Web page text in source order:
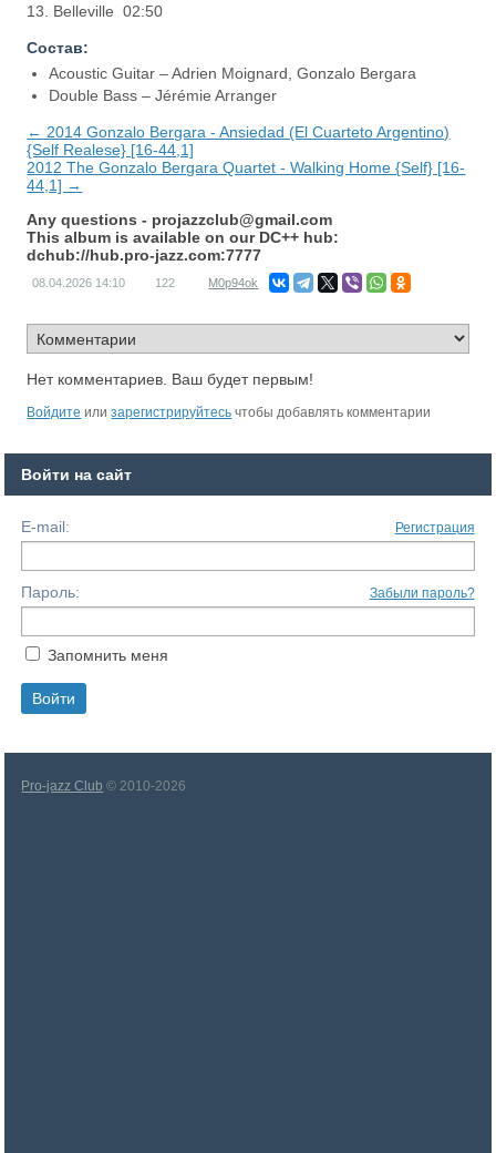
13. Belleville 02:50
Состав:
Acoustic Guitar – Adrien Moignard, Gonzalo Bergara
Double Bass – Jérémie Arranger
← 2014 Gonzalo Bergara - Ansiedad (El Cuarteto Argentino)
{Self Realese} [16-44,1]
2012 The Gonzalo Bergara Quartet - Walking Home {Self} [16-
44,1] →
Any questions - projazzclub@gmail.com
This album is available on our DC++ hub:
dchub://hub.pro-jazz.com:7777
08.04.2026 14:10 122 M0p94ok
Нет комментариев. Ваш будет первым!
Войдите илизарегистрируйтесь чтобы добавлять комментарии
Войти на сайт
E-mail: Регистрация
Пароль: Забыли пароль?
Запомнить меня
Pro-jazz Club © 2010-2026